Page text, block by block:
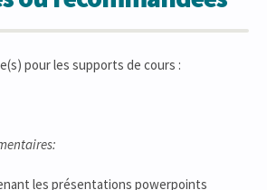
pour les supports de cours :
les présentations powerpoints